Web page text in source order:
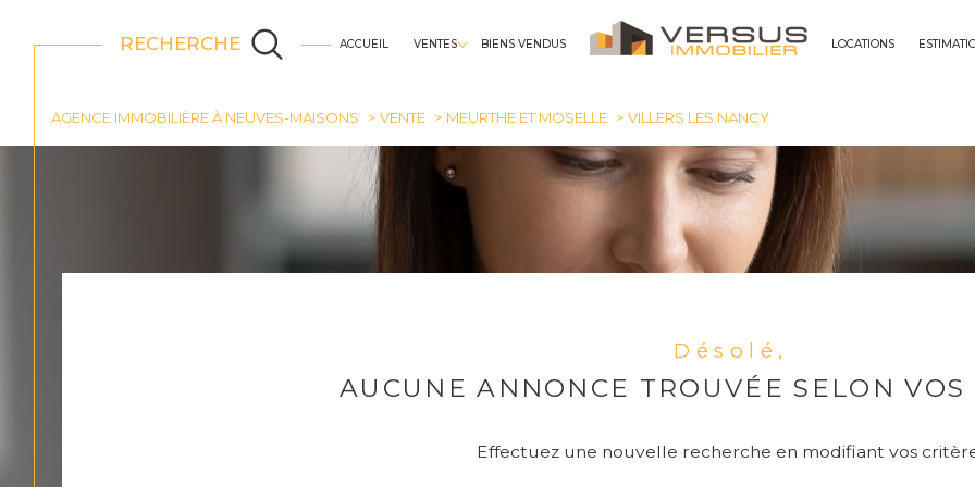
ACCUEIL VENTES
appartements maisons
BIENS VENDUS LOCATIONS
RECHERCHE
AGENCE IMMOBILIÈRE À NEUVES-MAISONS VENTE MEURTHE ET MOSELLE VILLERS LES NANCY
Désolé,
AUCUNE ANNONCE TROUVÉE SELON VOS
Effectuez une nouvelle recherche en modifiant vos